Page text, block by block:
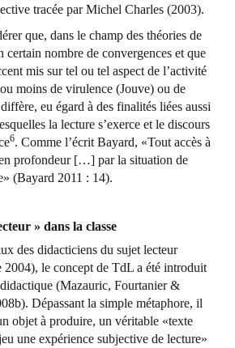
tracée par Michel Charles (2003).
que, dans le champ des théories de
certain nombre de convergences et que
mis sur tel ou tel aspect de l’activité
moins de virulence (Jouve) ou de
eu égard à des finalités liées aussi
la lecture s’exerce et le discours
6. Comme l’écrit Bayard, «Tout accès à
profondeur […] par la situation de
(Bayard 2011 : 14).
» dans la classe
des didacticiens du sujet lecteur
le concept de TdL a été introduit
(Mazauric, Fourtanier &
Dépassant la simple métaphore, il
objet à produire, un véritable «texte
une expérience subjective de lecture»